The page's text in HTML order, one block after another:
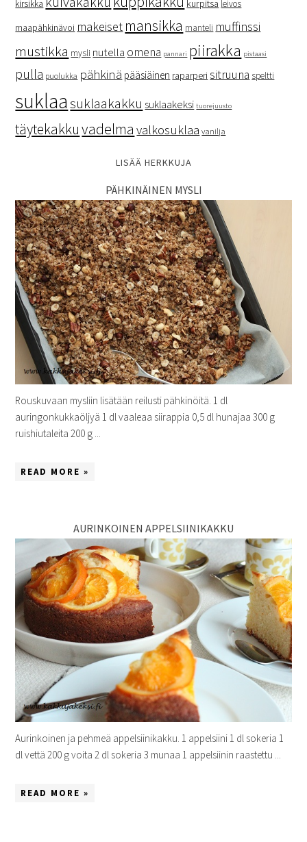
kirsikka kurpitsa leivos
maapähkinävoi makeiset mansikka manteli muffinssi
mustikka mysli nutella omena pannari piirakka pistaasi
pulla puolukka pähkinä pääsiäinen raparperi sitruuna speltti
suklaa suklaakakku suklaakeksi tuorejuusto
täytekakkuvadelma valkosuklaa vanilja
LISÄÄ HERKKUJA
PÄHKINÄINEN MYSLI
Rouskuvaan mysliin lisätään reilusti pähkinöitä. 1 dl
auringonkukkaöljyä 1 dl vaaleaa siirappia 0,5 dl hunajaa 300 g
ruishiutaleita 200 g ...
READ MORE »
AURINKOINEN APPELSIINIKAKKU
Aurinkoinen ja pehmeä appelsiinikakku. 1 appelsiini 1 dl sokeria 1
dl vettä 200 g voita 2 dl sokeria 3 munaa 1 appelsiinin raastettu ...
READ MORE »